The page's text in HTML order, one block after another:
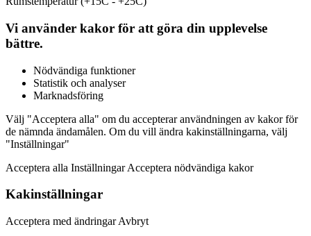
Vi använder kakor för att göra din upplevelse
bättre.
Nödvändiga funktioner
Statistik och analyser
Marknadsföring
Välj "Acceptera alla" om du accepterar användningen av kakor för
de nämnda ändamålen. Om du vill ändra kakinställningarna, välj
"Inställningar"
Acceptera alla Inställningar Acceptera nödvändiga kakor
Kakinställningar
Acceptera med ändringar Avbryt